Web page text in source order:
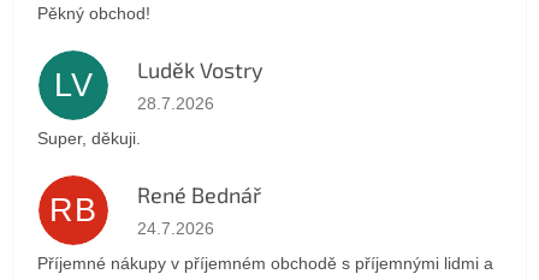
Pěkný obchod!
LV Luděk Vostry
Hodnotenie obchodu je 5 z 5 hviezdičiek.
28.7.2026
Super, děkuji.
RB René Bednář
Hodnotenie obchodu je 5 z 5 hviezdičiek.
24.7.2026
Příjemné nákupy v příjemném obchodě s příjemnými lidmi a